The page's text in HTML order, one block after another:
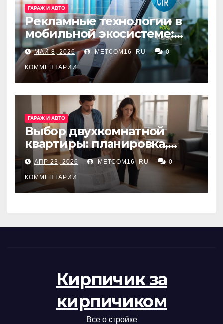
ГАРАЖ И АВТО
Рекламные технологии в
мобильной экосистеме:
ключевые сервисы и
принципы работы
МАЙ 8, 2026 METCOM16_RU 0
КОММЕНТАРИИ
ГАРАЖ И АВТО
Выбор двухкомнатной
квартиры: планировка,
состояние жилья и
проверка документов
АПР 23, 2026 METCOM16_RU 0
КОММЕНТАРИИ
Кирпичик за
кирпичиком
Все о стройке